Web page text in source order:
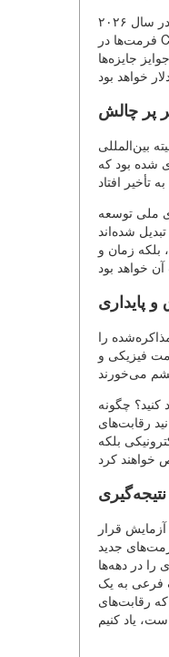
فرمت‌های تورنمنت نیز در حال تکامل هستند. در سال ۲۰۲۶، Fortnite که از آن خوشش آمده است، Trackmania اضافه شد و
فرمت‌ها در Counter-Strike ۲ و EA Sports FC گسترش یافت. جامعة جهانی رقابت‌های الکترونیکی که از ۶ ژوئیه تا ۲۳ آگوست
خواهد کرد و جوایز جایزه‌ها
پر چالش
الکترونیکی به حرکت المپیک یکی از بحث‌برانگیزترین مسائل است. در اوایل سال ۲۰۲۶ کمیته بین‌المللی
شده بود که
ملی توسعه
شده‌اند
بلکه زمان و
پایداری
را
فیزیکی و
کنید؟ چگونه
می‌توانید رقابت‌های
بلکه
نتیجه‌گیری
قرار
جدید
را در دهه‌ها
فرعی به یک
به عنوان زمانی که رقابت‌های